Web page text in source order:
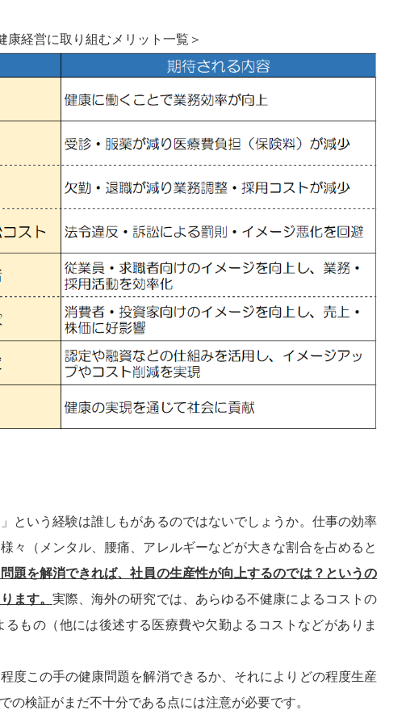
康経営に取り組むメリット一覧＞
という経験は誰しもがあるのではないでしょうか。仕事の効率
々（メンタル、腰痛、アレルギーなどが大きな割合を占めると
題を解消できれば、社員の生産性が向上するのでは？というの
ます。 実際、海外の研究では、あらゆる不健康によるコストの
もの（他には後述する医療費や欠勤よるコストなどがありま
度この手の健康問題を解消できるか、それによりどの程度生産
の検証がまだ不十分である点には注意が必要です。